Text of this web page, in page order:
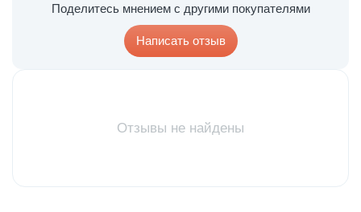
Поделитесь мнением с другими покупателями
Написать отзыв
Отзывы не найдены